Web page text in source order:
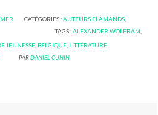
CATÉGORIES :AUTEURS FLAMANDS
TAGS :ALEXANDER WOLFRAM
JEUNESSE BELGIQUE LITTÉRATURE
PARDANIEL CUNIN